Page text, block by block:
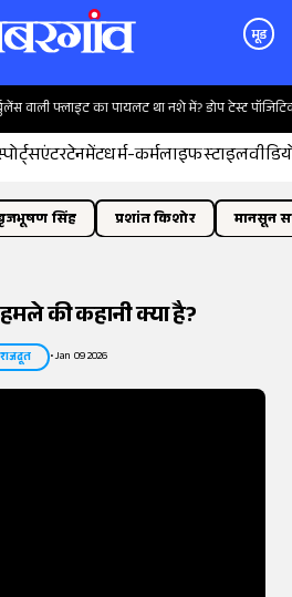
मूड
का पायलट था नशे में? डोप टेस्ट पॉजिटिव
एंटरटेनमेंटधर्म-कर्मलाइफस्टाइल
सिंह प्रशांत किशोर मानसून
की कहानी क्या है?
राजदूत •Jan 09 2026